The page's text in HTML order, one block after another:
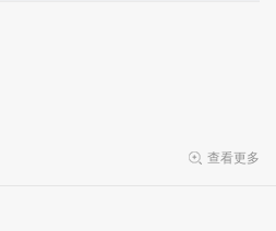
查看更多